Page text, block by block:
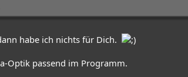
habe ich nichts für Dich.
Optik passend im Programm.